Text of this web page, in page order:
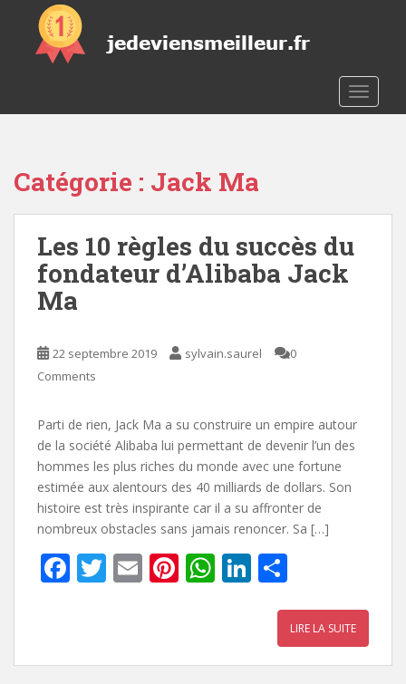
o
Catégorie : Jack Ma
Les 10 règles du succès du
fondateur d’Alibaba Jack
Ma
22 septembre 2019 sylvain.saurel
0
Comments
Parti de rien, Jack Ma a su construire un empire autour
de la société Alibaba lui permettant de devenir l’un des
hommes les plus riches du monde avec une fortune
estimée aux alentours des 40 milliards de dollars. Son
histoire est très inspirante car il a su affronter de
nombreux obstacles sans jamais renoncer. Sa […]
F
b
T
er
E
l
Pi
e
W
s
Li
e
ta
g
LIRE LA SUITE